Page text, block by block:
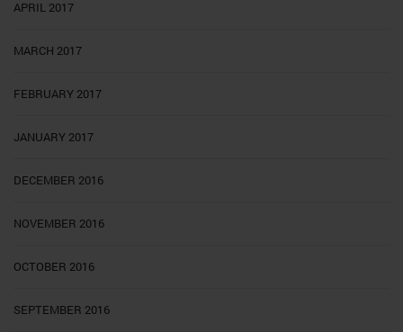
APRIL 2017
MARCH 2017
FEBRUARY 2017
JANUARY 2017
DECEMBER 2016
NOVEMBER 2016
OCTOBER 2016
SEPTEMBER 2016